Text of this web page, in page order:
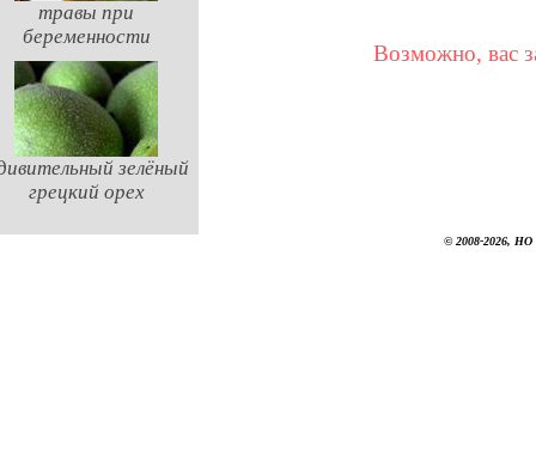
травы при
беременности
зелёный
грецкий орех
Возможно, вас
© 2008-2026,